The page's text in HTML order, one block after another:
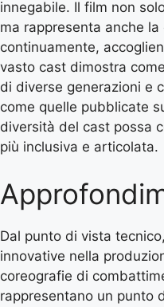
innegabile. Il film non
ma rappresenta anche
continuamente,
vasto cast dimostra
di diverse generazioni e
come quelle pubblicate
diversità del cast possa
più inclusiva e articolata.
Dal punto di vista
innovative nella
coreografie di
rappresentano un punto